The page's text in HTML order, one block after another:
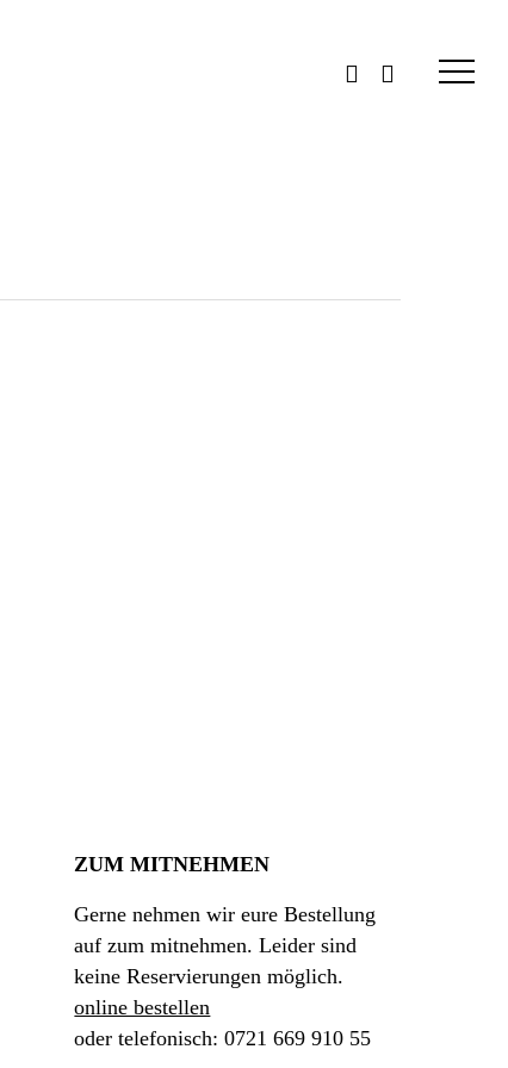
Menu
FACEBOOK
INSTAGRAM
ZUM MITNEHMEN
Gerne nehmen wir eure Bestellung
auf zum mitnehmen. Leider sind
keine Reservierungen möglich.
online bestellen
oder telefonisch: 0721 669 910 55